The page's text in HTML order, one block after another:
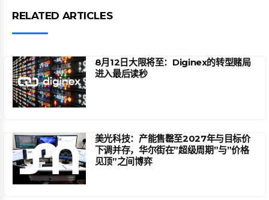
RELATED ARTICLES
8月12日大限将至：Diginex的转型赌局
进入最后读秒
美光科技：产能售罄至2027年与目标价
下调并存，华尔街在”超级周期”与”价格
见顶”之间博弈